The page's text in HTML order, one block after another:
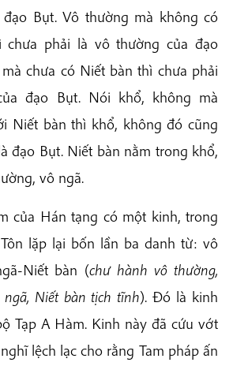
Bụt. Vô thường mà không có
chưa phải là vô thường của đạo
chưa có Niết bàn thì chưa phải
đạo Bụt. Nói khổ, không mà
Niết bàn thì khổ, không đó cũng
đạo Bụt. Niết bàn nằm trong khổ,
vô ngã.
của Hán tạng có một kinh, trong
lặp lại bốn lần ba danh từ: vô
Niết bàn (chư hành vô thường,
Niết bàn tịch tĩnh). Đó là kinh
Tạp A Hàm. Kinh này đã cứu vớt
lệch lạc cho rằng Tam pháp ấn